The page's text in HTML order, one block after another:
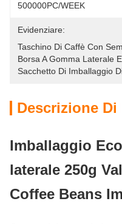
500000PC/WEEK
Evidenziare:
Taschino Di Caffè Con
Borsa A Gomma Laterale
Sacchetto Di Imballaggio
Descrizione
Imballaggio
laterale 250g
Coffee Beans